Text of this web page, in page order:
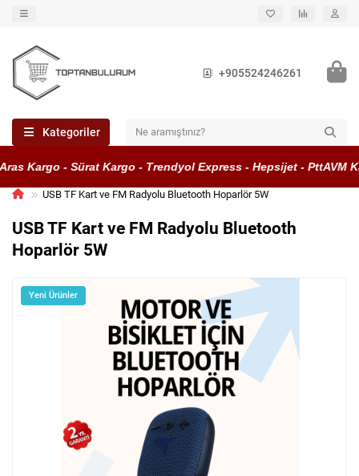
+905524246261
Kategoriler
Kargo - Sürat Kargo - Trendyol Express - Hepsijet - PttAVM
USB TF Kart ve FM Radyolu Bluetooth Hoparlör 5W
USB TF Kart ve FM Radyolu Bluetooth
Hoparlör 5W
Yeni Ürünler